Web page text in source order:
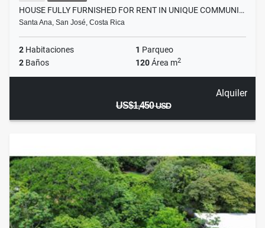
HOUSE FULLY FURNISHED FOR RENT IN UNIQUE COMMUNI…
Santa Ana, San José, Costa Rica
2 Habitaciones 1 Parqueo
2 Baños 120Área m2
Alquiler
US$1,450USD